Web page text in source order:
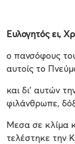
Ευλογητός ει,
ο πανσόφους
αυτοίς το
και δι' αυτών
φιλάνθρωπε,
Μεσα σε κλίμα
τελέστηκε την